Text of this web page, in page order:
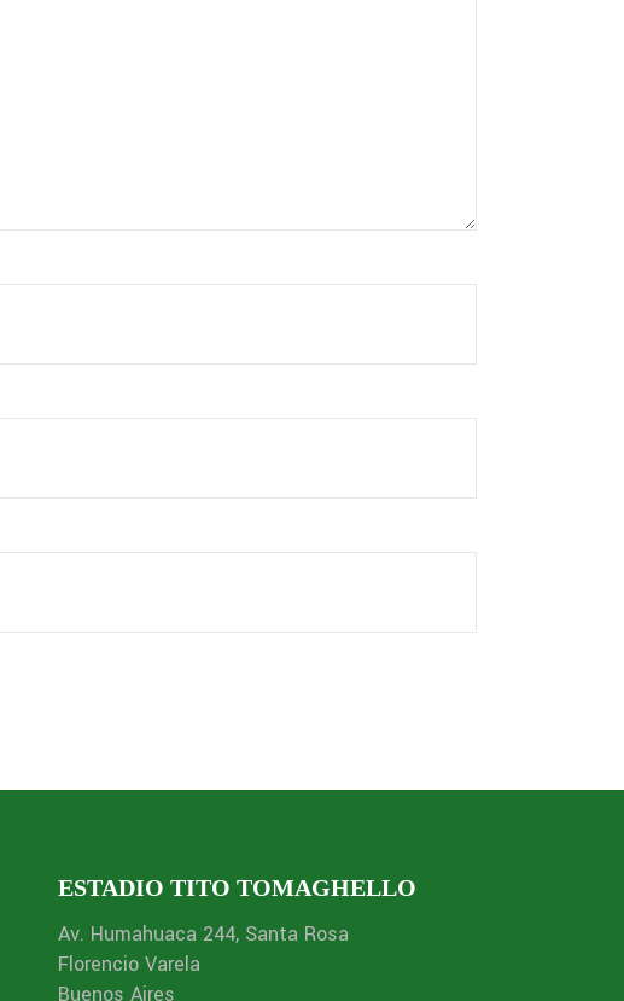
ESTADIO TITO TOMAGHELLO
Av. Humahuaca 244, Santa Rosa
Florencio Varela
Buenos Aires